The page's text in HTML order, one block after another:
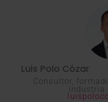
Luis Polo Cózar
Consultor,
industria